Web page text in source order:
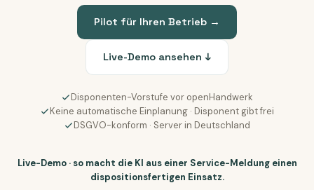
Pilot für Ihren Betrieb →
Live-Demo ansehen ↓
Disponenten-Vorstufe vor openHandwerk
Keine automatische Einplanung · Disponent gibt frei
DSGVO-konform · Server in Deutschland
Live-Demo · so macht die KI aus einer Service-Meldung einen
dispositionsfertigen Einsatz.